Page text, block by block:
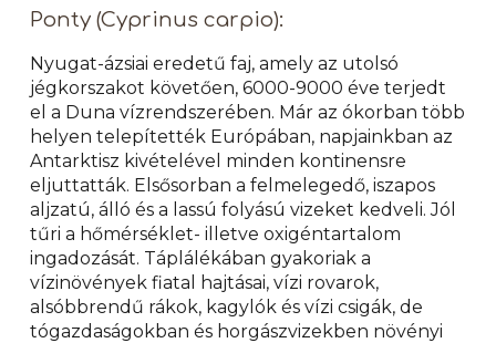
Ponty (Cyprinus carpio):
Nyugat-ázsiai eredetű faj, amely az utolsó
jégkorszakot követően, 6000-9000 éve terjedt
el a Duna vízrendszerében. Már az ókorban több
helyen telepítették Európában, napjainkban az
Antarktisz kivételével minden kontinensre
eljuttatták. Elsősorban a felmelegedő, iszapos
aljzatú, álló és a lassú folyású vizeket kedveli. Jól
tűri a hőmérséklet- illetve oxigéntartalom
ingadozását. Táplálékában gyakoriak a
vízinövények fiatal hajtásai, vízi rovarok,
alsóbbrendű rákok, kagylók és vízi csigák, de
tógazdaságokban és horgászvizekben növényi